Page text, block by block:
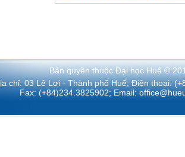
Bản quyền thuộc Đại học Huế ©
chỉ: 03 Lê Lợi - Thành phố Huế; Điện thoại:
Fax: (+84)234.3825902; Email: